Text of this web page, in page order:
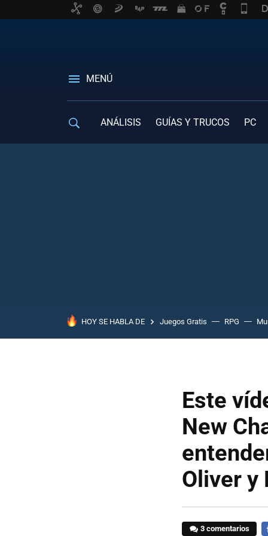
MENÚ
ANÁLISIS GUÍAS Y TRUCOS PC
HOY SE HABLA DE Juegos Gratis RPG
Este
New
Oliver y
3 comentarios